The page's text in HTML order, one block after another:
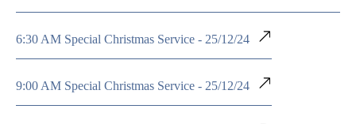
6:30 AM Special Christmas Service - 25/12/24
9:00 AM Special Christmas Service - 25/12/24